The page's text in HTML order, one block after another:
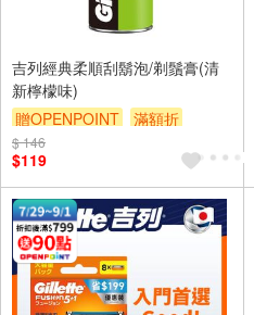
吉列經典柔順刮鬍泡/剃鬚膏(清
新檸檬味)
贈OPENPOINT
滿額折
贈$200
$ 146
$119